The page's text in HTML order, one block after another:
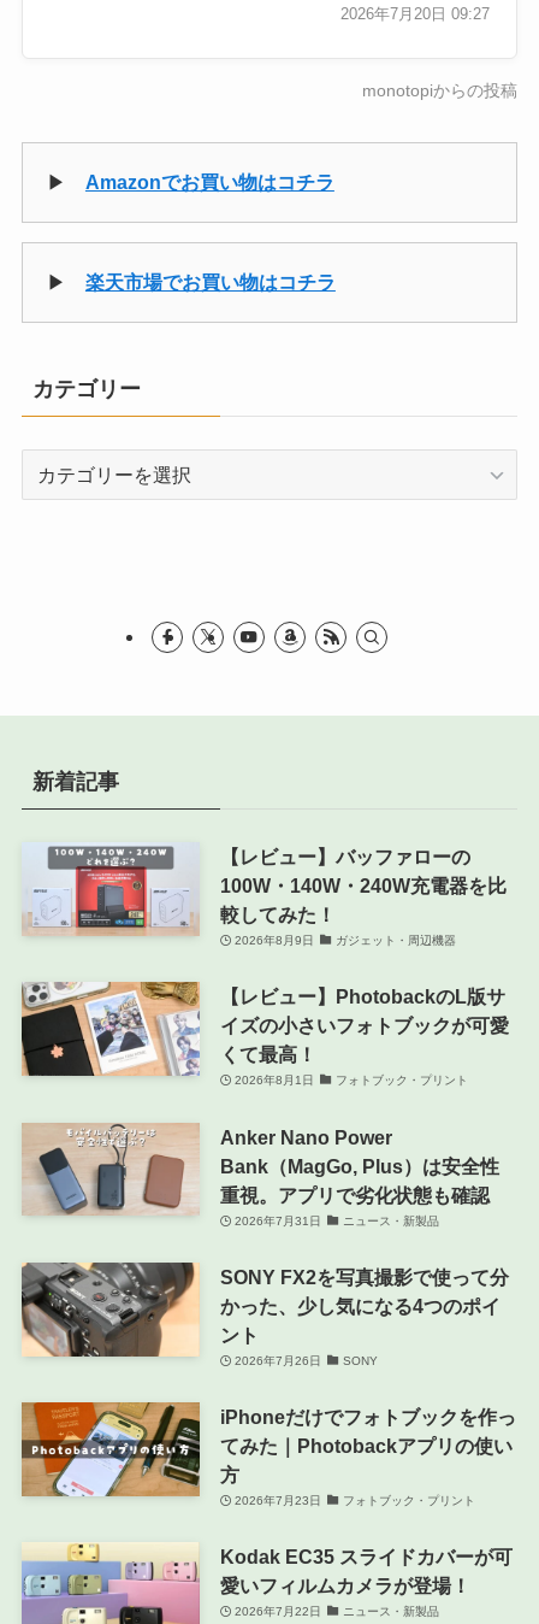
2026年7月20日 09:27
monotopiからの投稿
▶ Amazonでお買い物はコチラ
▶ 楽天市場でお買い物はコチラ
カテゴリー
新着記事
【レビュー】バッファローの
100W・140W・240W充電器を比
較してみた！
2026年8月9日 ガジェット・周辺機器
【レビュー】PhotobackのL版サ
イズの小さいフォトブックが可愛
くて最高！
2026年8月1日 フォトブック・プリント
Anker Nano Power
Bank（MagGo, Plus）は安全性
重視。アプリで劣化状態も確認
2026年7月31日 ニュース・新製品
SONY FX2を写真撮影で使って分
かった、少し気になる4つのポイ
ント
2026年7月26日 SONY
iPhoneだけでフォトブックを作っ
てみた｜Photobackアプリの使い
方
2026年7月23日 フォトブック・プリント
Kodak EC35 スライドカバーが可
愛いフィルムカメラが登場！
2026年7月22日 ニュース・新製品